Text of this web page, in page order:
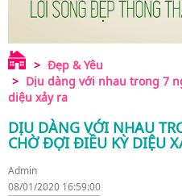
Đẹp & Yêu
Dịu dàng với nhau trong 7
diệu xảy ra
DỊU DÀNG VỚI NHAU
CHỜ ĐỢI ĐIỀU KỲ DIỆU
Admin
08/01/2020 16:59:00